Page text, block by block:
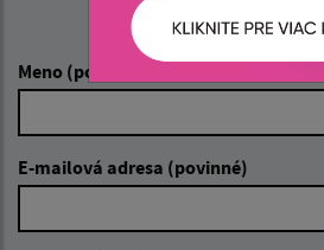
Napíšte nám:
Meno (povinné)
E-mailová adresa (povinné)